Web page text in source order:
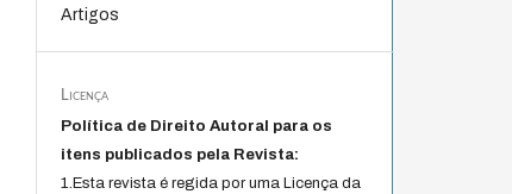
Artigos
Licença
Política de Direito Autoral para os
itens publicados pela Revista:
1.Esta revista é regida por uma Licença da